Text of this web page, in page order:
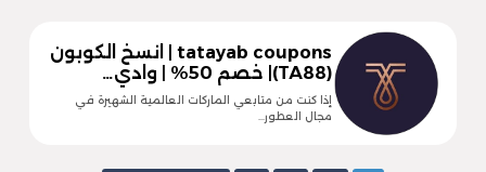
tatayab coupons | انسخ الكوبون
(TA88)| خصم 50% | وادي…
إذا كنت من متابعي الماركات العالمية الشهيرة في
مجال العطور…